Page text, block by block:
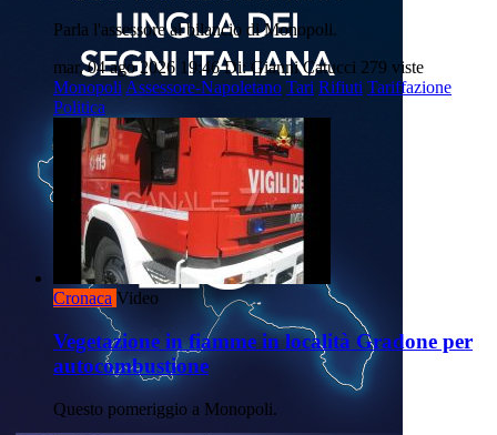
Parla l'assessore al bilancio di Monopoli.
mar, 04 ago 2026 19:46 Di: Gianni Catucci 279 viste
Monopoli Assessore-Napoletano Tari Rifiuti Tariffazione
Politica
Cronaca Video
Vegetazione in fiamme in località Gradone per
autocombustione
Questo pomeriggio a Monopoli.